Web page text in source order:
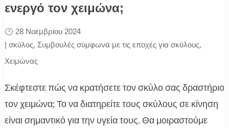
ενεργό τον χειμώνα;
28 Νοεμβρίου 2024
| σκύλος, Συμβουλές σύμφωνα με τις εποχές για σκύλους,
Χειμώνας
Σκέφτεστε πώς να κρατήσετε τον σκύλο σας δραστήριο
τον χειμώνα; Το να διατηρείτε τους σκύλους σε κίνηση
είναι σημαντικό για την υγεία τους. Θα μοιραστούμε